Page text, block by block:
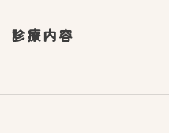
診療内容